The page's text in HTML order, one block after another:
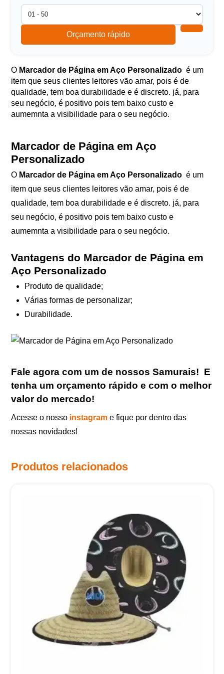
Orçamento rápido
O Marcador de Página em Aço Personalizadoé um
item que seus clientes leitores vão amar, pois é de
qualidade, tem boa durabilidade e é discreto. já, para
seu negócio, é positivo pois tem baixo custo e
aumemnta a visibilidade para o seu negócio.
Marcador de Página em Aço
Personalizado
O Marcador de Página em Aço Personalizadoé um
item que seus clientes leitores vão amar, pois é de
qualidade, tem boa durabilidade e é discreto. já, para
seu negócio, é positivo pois tem baixo custo e
aumemnta a visibilidade para o seu negócio.
Vantagens do Marcador de Página em
Aço Personalizado
Produto de qualidade;
Várias formas de personalizar;
Durabilidade.
Fale agora com um de nossos Samurais! E
tenha um orçamento rápido e com o melhor
valor do mercado!
Acesse o nosso instagram e fique por dentro das
nossas novidades!
Produtos relacionados